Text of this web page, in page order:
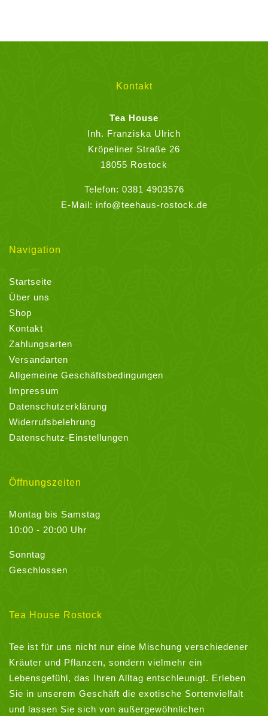
Produktseite
gewählt
werden
Kontakt
Tea House
Inh. Franziska Ulrich
Kröpeliner Straße 26
18055 Rostock
Telefon: 0381 4903576
E-Mail: info@teehaus-rostock.de
Navigation
Startseite
Über uns
Shop
Kontakt
Zahlungsarten
Versandarten
Allgemeine Geschäftsbedingungen
Impressum
Datenschutzerklärung
Widerrufsbelehrung
Datenschutz-Einstellungen
Öffnungszeiten
Montag bis Samstag
10:00 - 20:00 Uhr
Sonntag
Geschlossen
Tea House Rostock
Tee ist für uns nicht nur eine Mischung verschiedener
Kräuter und Pflanzen, sondern vielmehr ein
Lebensgefühl, das Ihren Alltag entschleunigt. Erleben
Sie in unserem Geschäft die exotische Sortenvielfalt
und lassen Sie sich von außergewöhnlichen